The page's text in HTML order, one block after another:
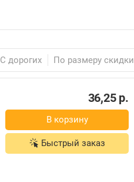
С дорогих По размеру скидки
36,25р.
В корзину
Быстрый заказ